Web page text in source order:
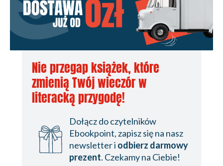
Nie przegap książek, które
zmienią Twój wieczór w
literacką przygodę!
Dołącz do czytelników
Ebookpoint, zapisz się na nasz
newsletter i odbierz darmowy
prezent. Czekamy na Ciebie!